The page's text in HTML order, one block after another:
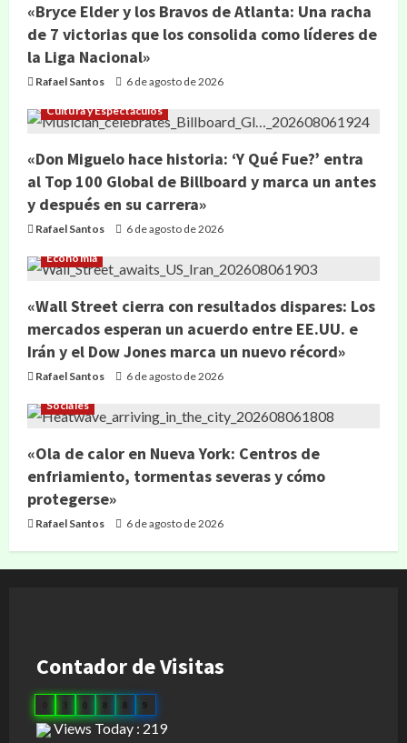
«Bryce Elder y los Bravos de Atlanta: Una racha
de 7 victorias que los consolida como líderes de
la Liga Nacional»
Rafael Santos 6 de agosto de 2026
Cultura y Espectáculos
«Don Miguelo hace historia: ‘Y Qué Fue?’ entra
al Top 100 Global de Billboard y marca un antes
y después en su carrera»
Rafael Santos 6 de agosto de 2026
Economía
«Wall Street cierra con resultados dispares: Los
mercados esperan un acuerdo entre EE.UU. e
Irán y el Dow Jones marca un nuevo récord»
Rafael Santos 6 de agosto de 2026
Sociales
«Ola de calor en Nueva York: Centros de
enfriamiento, tormentas severas y cómo
protegerse»
Rafael Santos 6 de agosto de 2026
Contador de Visitas
0 8 8 9
Views Today : 219